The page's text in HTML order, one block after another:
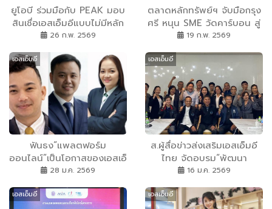
ยูโอบี ร่วมมือกับ PEAK มอบ
สินเชื่อเอสเอ็มอีแบบไม่มีหลัก
ทรัพย์ค้ำประกัน ด้วยการใช้
26 ก.พ. 2569
ตลาดหลักทรัพย์ฯ จับมือกรุง
ศรี หนุน SME วัดคาร์บอน สู่
เงินทุนเพื่อความยั่งยืน
19 ก.พ. 2569
เอสเอ็มอี
ฟันธง“แพลตฟอร์ม
ออนไลน์”เป็นโอกาสของเอสเอ็
มอีคนตัวเล็ก ระบุส่งสินค้าไม่
ข้ามคืน!
28 ม.ค. 2569
เอสเอ็มอี
ส.ผู้สื่อข่าวส่งเสริมเอสเอ็มอี
ไทย จัดอบรม“พัฒนา
ศักยภาพสื่อมวลชนด้วย AI
ระดับงานข่าวในยุคดิจิทัล
16 ม.ค. 2569
เอสเอ็มอี เอสเอ็มอี